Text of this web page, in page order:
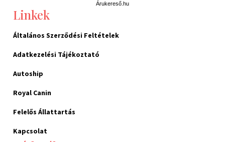
Árukereső.hu
Linkek
Általános Szerződési Feltételek
Adatkezelési Tájékoztató
Autoship
Royal Canin
Felelős Állattartás
Kapcsolat